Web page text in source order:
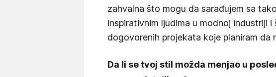
zahvalna što mogu da sarađujem sa
inspirativnim ljudima u modnoj industriji
dogovorenih projekata koje planiram da
Da li se tvoj stil možda menjao u